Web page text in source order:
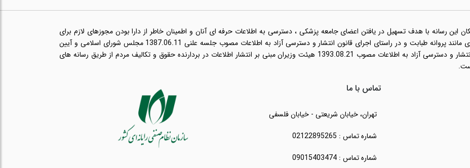
این رسانه با هدف تسهیل در یافتن اعضای جامعه پزشکی ، دسترسی به اطلاعات حرفه ای آنان و اطمینان خاطر از دارا بودن مجوزهای لازم برای
ارائه خدمات حرفه ای مانند پروانه طبابت و در راستای اجرای قانون انتشار و دسترسی آزاد به اطلاعات مصوب جلسه علنی 1387.06.11 مجلس شورای اسلامی و آیین
نامه اجرایی قانون انتشار و دسترسی آزاد به اطلاعات مصوب 1393.08.21 هیئت وزیران مبنی بر انتشار اطلاعات در بردارنده حقوق و تکالیف مردم از طریق رسانه های
تماس با ما
تهران، خیابان شریعتی - خیابان فلسفی
شماره تماس : 02122895265
شماره تماس : 09015403474